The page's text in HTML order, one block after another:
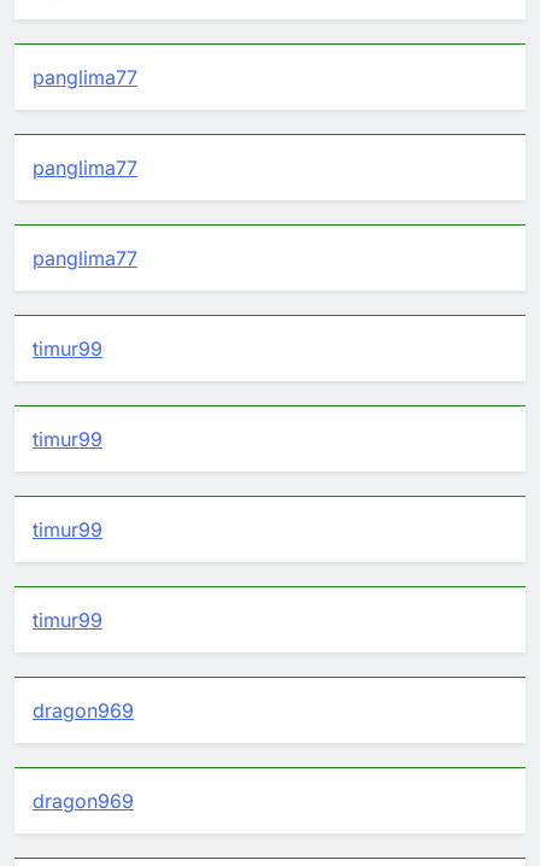
panglima77
panglima77
panglima77
timur99
timur99
timur99
timur99
dragon969
dragon969